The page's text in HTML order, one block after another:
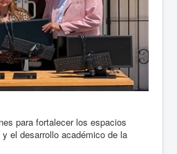
para fortalecer los espacios
el desarrollo académico de la